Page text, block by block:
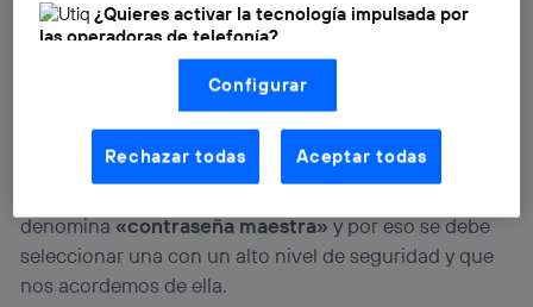
podemos hacerlo con las siguientes herramientas. La
mayoría comparten las mismas funciones, pero las
tarifas varían y algunas están
otras al uso personal
Algo que conviene recalcar, aunque sea obvio, es que
denomina«contraseña maestra»y por eso se debe
seleccionar una con un alto nivel de seguridad y que
nos acordemos de ella.
¿Quieres activar la tecnología impulsada por
las operadoras de telefonía?
Nosotros, Telefónica S.A., utilizamos la tecnología Utiq para
realizar nuestras acciones de marketing digital o análisis
(como se describe en este aviso de consentimiento)
basadas en tu navegación en nuestra(s) web(s)
aquí (solo cuando utilizas una conexión a
internet habilitada , proporcionada por una de las
operadoras de telefonía participantes, y otorgas tu
La tecnología Utiq está diseñada con la privacidad como
prioridad ofreciéndote elección y control.
La tecnología utiliza un identificador cifrado creado por tu
Configurar
Rechazar todas Aceptar todas